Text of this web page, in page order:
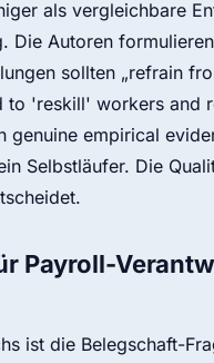
als vergleichbare
Die Autoren
sollten „refrain
to 'reskill' workers and
genuine empirical
Selbstläufer. Die
Payroll-
ist die Belegschaft-